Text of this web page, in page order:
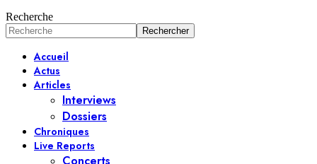
Recherche
Accueil
Actus
Articles
Interviews
Dossiers
Chroniques
Live Reports